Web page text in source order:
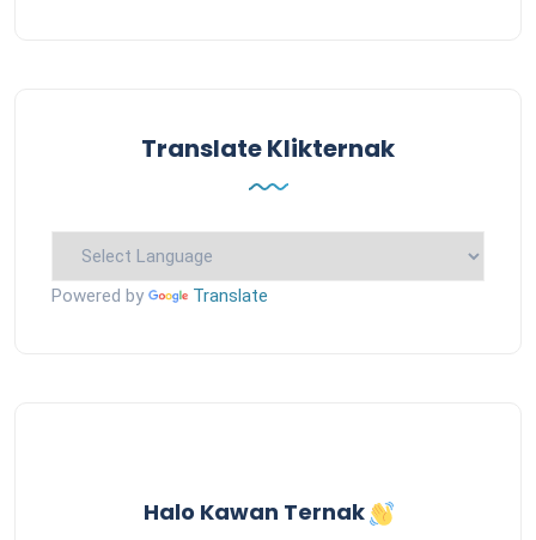
Translate Klikternak
Powered by Translate
Halo Kawan Ternak